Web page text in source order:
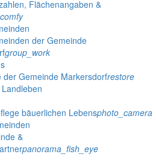
Flächenangaben &
der Gemeinde
group_work
der Gemeinde Markersdorfrestore
bäuerlichen Lebensphoto_camera
&
panorama_fish_eye